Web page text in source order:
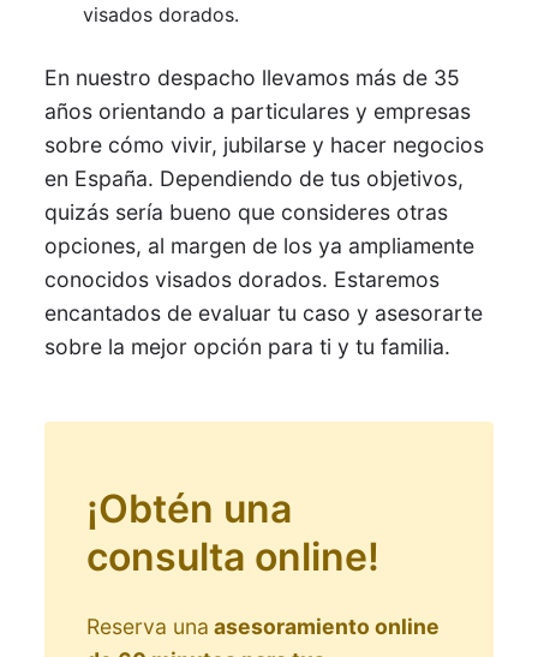
visados dorados.
En nuestro despacho llevamos más de 35
años orientando a particulares y empresas
sobre cómo vivir, jubilarse y hacer negocios
en España. Dependiendo de tus objetivos,
quizás sería bueno que consideres otras
opciones, al margen de los ya ampliamente
conocidos visados dorados. Estaremos
encantados de evaluar tu caso y asesorarte
sobre la mejor opción para ti y tu familia.
¡Obtén una
consulta online!
Reserva una asesoramiento online